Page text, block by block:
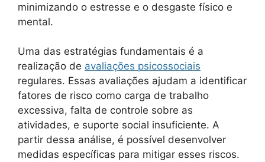
minimizando o estresse e o desgaste físico e
mental.
Uma das estratégias fundamentais é a
realização de avaliações psicossociais
regulares. Essas avaliações ajudam a identificar
fatores de risco como carga de trabalho
excessiva, falta de controle sobre as
atividades, e suporte social insuficiente. A
partir dessa análise, é possível desenvolver
medidas específicas para mitigar esses riscos.